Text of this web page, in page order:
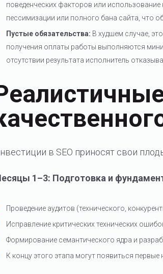
поведенческих факторов или
пессимизации или полного бана сайта, что
Пустые обязательства: В худшем случае,
получения оплаты работы выполняются
отсутствии результата исполнитель
в SEO приносят свои
1–3: Подготовка и
Проведение аудитов (технического,
Исправление критических технических
Формирование семантического ядра и
К концу этого этапа могут появиться